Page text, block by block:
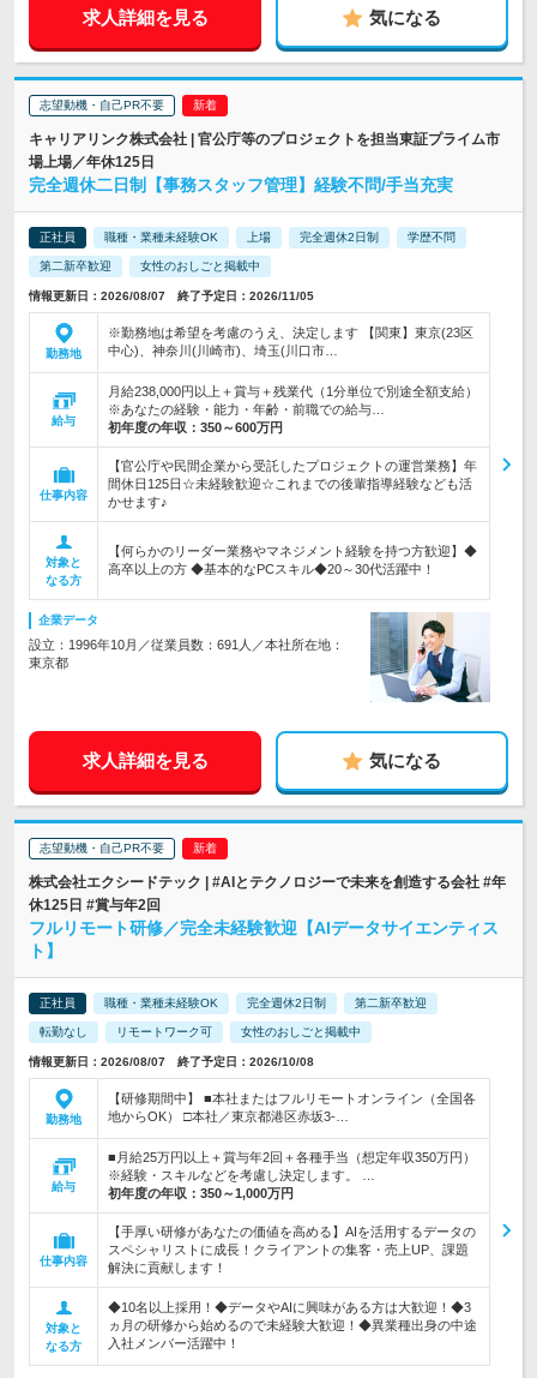
求人詳細を見る 気になる
志望動機・自己PR不要
キャリアリンク株式会社 | 官公庁等のプロジェクトを担当東証プライム市
場上場／年休125日
完全週休二日制【事務スタッフ管理】経験不問/手当充実
正社員 職種・業種未経験OK 上場 完全週休2日制 学歴不問
第二新卒歓迎 女性のおしごと掲載中
情報更新日：2026/08/07 終了予定日：2026/11/05
勤務地
※勤務地は希望を考慮のうえ、決定します 【関東】東京(23区
中心)、神奈川(川崎市)、埼玉(川口市…
給与
月給238,000円以上＋賞与＋残業代（1分単位で別途全額支給）
※あなたの経験・能力・年齢・前職での給与…
初年度の年収： 350～600万円
仕事内容
【官公庁や民間企業から受託したプロジェクトの運営業務】年
間休日125日☆未経験歓迎☆これまでの後輩指導経験なども活
かせます♪
対象と
なる方
【何らかのリーダー業務やマネジメント経験を持つ方歓迎】◆
高卒以上の方 ◆基本的なPCスキル◆20～30代活躍中！
企業データ
設立：1996年10月／従業員数：691人／本社所在地：
東京都
求人詳細を見る 気になる
志望動機・自己PR不要
株式会社エクシードテック | #AIとテクノロジーで未来を創造する会社 #年
休125日 #賞与年2回
フルリモート研修／完全未経験歓迎【AIデータサイエンティス
ト】
正社員 職種・業種未経験OK 完全週休2日制 第二新卒歓迎
転勤なし リモートワーク可 女性のおしごと掲載中
情報更新日：2026/08/07 終了予定日：2026/10/08
勤務地
【研修期間中】 ■本社またはフルリモートオンライン（全国各
地からOK） □本社／東京都港区赤坂3-…
給与
■月給25万円以上＋賞与年2回＋各種手当（想定年収350万円）
※経験・スキルなどを考慮し決定します。 …
初年度の年収： 350～1,000万円
仕事内容
【手厚い研修があなたの価値を高める】AIを活用するデータの
スペシャリストに成長！クライアントの集客・売上UP、課題
解決に貢献します！
対象と
なる方
◆10名以上採用！◆データやAIに興味がある方は大歓迎！◆3
ヵ月の研修から始めるので未経験大歓迎！◆異業種出身の中途
入社メンバー活躍中！